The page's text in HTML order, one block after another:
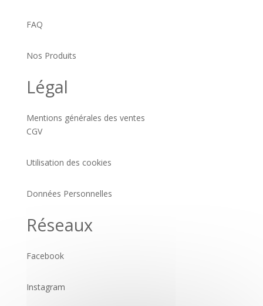
FAQ
Nos Produits
Légal
Mentions générales des ventes
CGV
Utilisation des cookies
Données Personnelles
Réseaux
Facebook
Instagram